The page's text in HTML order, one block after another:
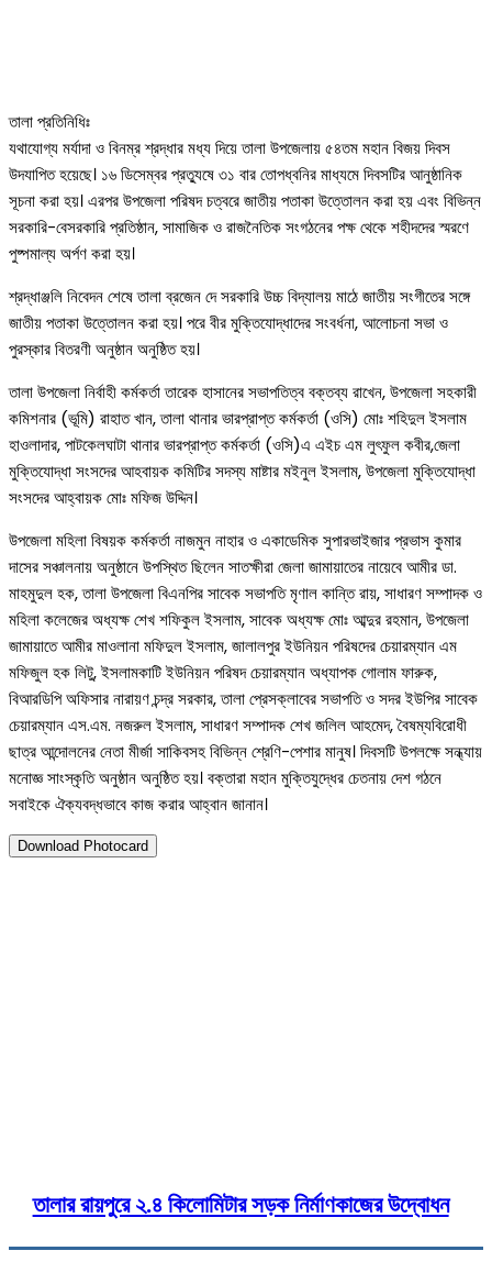
তালা প্রতিনিধিঃ
যথাযোগ্য মর্যাদা ও বিনম্র শ্রদ্ধার মধ্য দিয়ে তালা উপজেলায় ৫৪তম মহান বিজয় দিবস
উদযাপিত হয়েছে। ১৬ ডিসেম্বর প্রত্যুষে ৩১ বার তোপধ্বনির মাধ্যমে দিবসটির আনুষ্ঠানিক
সূচনা করা হয়। এরপর উপজেলা পরিষদ চত্বরে জাতীয় পতাকা উত্তোলন করা হয় এবং বিভিন্ন
সরকারি-বেসরকারি প্রতিষ্ঠান, সামাজিক ও রাজনৈতিক সংগঠনের পক্ষ থেকে শহীদদের স্মরণে
পুষ্পমাল্য অর্পণ করা হয়।
শ্রদ্ধাঞ্জলি নিবেদন শেষে তালা ব্রজেন দে সরকারি উচ্চ বিদ্যালয় মাঠে জাতীয় সংগীতের সঙ্গে
জাতীয় পতাকা উত্তোলন করা হয়। পরে বীর মুক্তিযোদ্ধাদের সংবর্ধনা, আলোচনা সভা ও
পুরস্কার বিতরণী অনুষ্ঠান অনুষ্ঠিত হয়।
তালা উপজেলা নির্বাহী কর্মকর্তা তারেক হাসানের সভাপতিত্ব বক্তব্য রাখেন, উপজেলা সহকারী
কমিশনার (ভূমি) রাহাত খান, তালা থানার ভারপ্রাপ্ত কর্মকর্তা (ওসি) মোঃ শহিদুল ইসলাম
হাওলাদার, পাটকেলঘাটা থানার ভারপ্রাপ্ত কর্মকর্তা (ওসি)এ এইচ এম লুৎফুল কবীর,জেলা
মুক্তিযোদ্ধা সংসদের আহবায়ক কমিটির সদস্য মাষ্টার মইনুল ইসলাম, উপজেলা মুক্তিযোদ্ধা
সংসদের আহ্বায়ক মোঃ মফিজ উদ্দিন।
উপজেলা মহিলা বিষয়ক কর্মকর্তা নাজমুন নাহার ও একাডেমিক সুপারভাইজার প্রভাস কুমার
দাসের সঞ্চালনায় অনুষ্ঠানে উপস্থিত ছিলেন সাতক্ষীরা জেলা জামায়াতের নায়েবে আমীর ডা.
মাহমুদুল হক, তালা উপজেলা বিএনপির সাবেক সভাপতি মৃণাল কান্তি রায়, সাধারণ সম্পাদক ও
মহিলা কলেজের অধ্যক্ষ শেখ শফিকুল ইসলাম, সাবেক অধ্যক্ষ মোঃ আব্দুর রহমান, উপজেলা
জামায়াতে আমীর মাওলানা মফিদুল ইসলাম, জালালপুর ইউনিয়ন পরিষদের চেয়ারম্যান এম
মফিজুল হক লিটু, ইসলামকাটি ইউনিয়ন পরিষদ চেয়ারম্যান অধ্যাপক গোলাম ফারুক,
বিআরডিপি অফিসার নারায়ণ চন্দ্র সরকার, তালা প্রেসক্লাবের সভাপতি ও সদর ইউপির সাবেক
চেয়ারম্যান এস.এম. নজরুল ইসলাম, সাধারণ সম্পাদক শেখ জলিল আহমেদ, বৈষম্যবিরোধী
ছাত্র আন্দোলনের নেতা মীর্জা সাকিবসহ বিভিন্ন শ্রেণি-পেশার মানুষ। দিবসটি উপলক্ষে সন্ধ্যায়
মনোজ্ঞ সাংস্কৃতি অনুষ্ঠান অনুষ্ঠিত হয়। বক্তারা মহান মুক্তিযুদ্ধের চেতনায় দেশ গঠনে
সবাইকে ঐক্যবদ্ধভাবে কাজ করার আহ্বান জানান।
Download Photocard
তালার রায়পুরে ২.৪ কিলোমিটার সড়ক নির্মাণকাজের উদ্বোধন